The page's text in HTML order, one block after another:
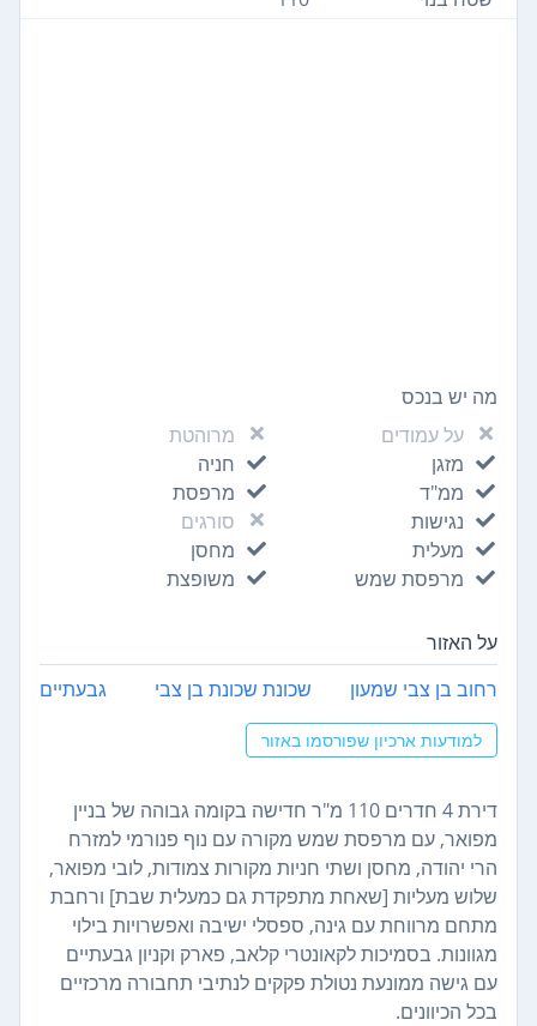
מה יש בנכס
על עמודים
מרוהטת
מזגן
חניה
ממ"ד
מרפסת
נגישות
סורגים
מעלית
מחסן
מרפסת שמש
משופצת
על האזור
רחוב בן צבי שמעון שכונת שכונת בן צבי גבעתיים
למודעות ארכיון שפורסמו באזור
דירת 4 חדרים 110 מ"ר חדישה בקומה גבוהה של בניין
מפואר, עם מרפסת שמש מקורה עם נוף פנורמי למזרח
הרי יהודה, מחסן ושתי חניות מקורות צמודות, לובי מפואר,
שלוש מעליות [שאחת מתפקדת גם כמעלית שבת] ורחבת
מתחם מרווחת עם גינה, ספסלי ישיבה ואפשרויות בילוי
מגוונות. בסמיכות לקאונטרי קלאב, פארק וקניון גבעתיים
עם גישה ממונעת נטולת פקקים לנתיבי תחבורה מרכזיים
בכל הכיוונים.